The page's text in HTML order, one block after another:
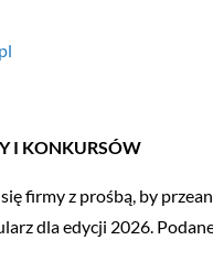
I KONKURSÓW
firmy z prośbą, by
dla edycji 2026.